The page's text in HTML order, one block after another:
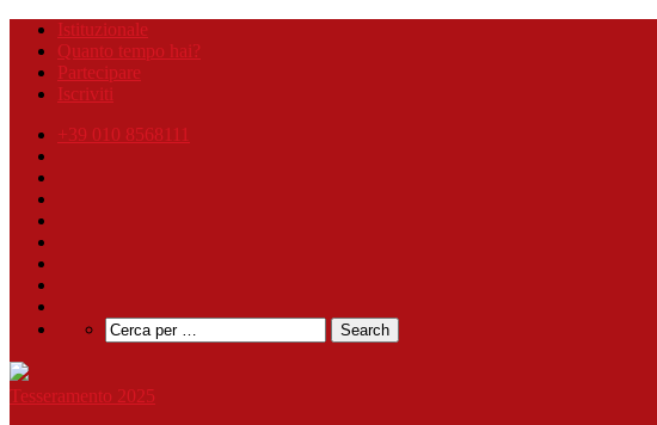
Istituzionale
Quanto tempo hai?
Partecipare
Iscriviti
+39 010 8568111
Tesseramento 2025